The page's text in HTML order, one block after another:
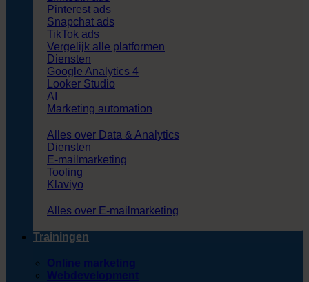
Pinterest ads
Snapchat ads
TikTok ads
Vergelijk alle platformen
Diensten
Google Analytics 4
Looker Studio
AI
Marketing automation
Alles over Data & Analytics
Diensten
E-mailmarketing
Tooling
Klaviyo
Alles over E-mailmarketing
Trainingen
Online marketing
Webdevelopment